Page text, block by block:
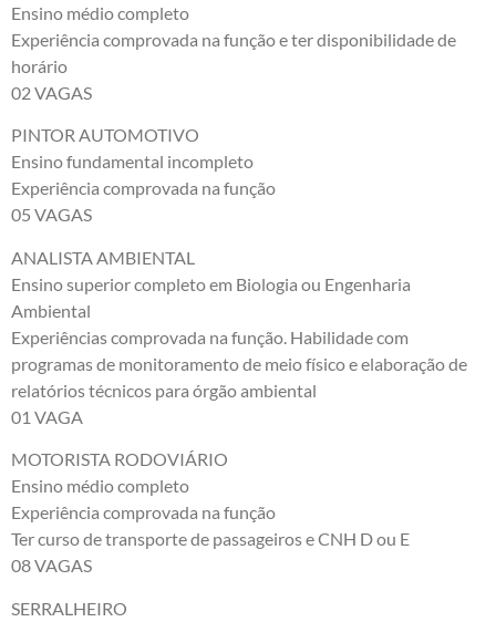
Ensino médio completo
Experiência comprovada na função e ter disponibilidade de
horário
02 VAGAS
PINTOR AUTOMOTIVO
Ensino fundamental incompleto
Experiência comprovada na função
05 VAGAS
ANALISTA AMBIENTAL
Ensino superior completo em Biologia ou Engenharia
Ambiental
Experiências comprovada na função. Habilidade com
programas de monitoramento de meio físico e elaboração de
relatórios técnicos para órgão ambiental
01 VAGA
MOTORISTA RODOVIÁRIO
Ensino médio completo
Experiência comprovada na função
Ter curso de transporte de passageiros e CNH D ou E
08 VAGAS
SERRALHEIRO